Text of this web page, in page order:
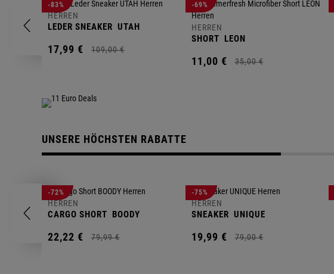
-83%
HERREN
LEDER SNEAKER UTAH
17,99 € 109,00 €
-69%
HERREN
SHORT LEON
11,00 € 35,00 €
UNSERE HÖCHSTEN RABATTE
-72%
HERREN
CARGO SHORT BOODY
22,22 € 79,99 €
-75%
HERREN
SNEAKER UNIQUE
19,99 € 79,00 €